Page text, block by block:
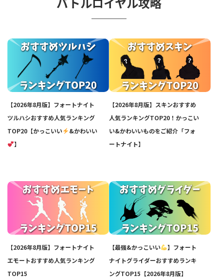
【2026年8月版】フォートナイト
ツルハシおすすめ人気ランキング
TOP20【かっこいい
&かわいい
】
【2026年8月版】フォートナイト
エモートおすすめ人気ランキング
TOP15
【2026年8月版】スキンおすすめ
人気ランキングTOP20！かっこい
い&かわいいものをご紹介「フォ
ートナイト】
【最強&かっこいい
】フォート
ナイトグライダーおすすめランキ
ングTOP15【2026年8月版】